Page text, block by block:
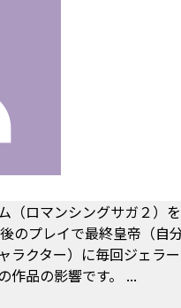
（ロマンシングサガ２）
のプレイで最終皇帝（自
ラクター）に毎回ジェラ
作品の影響です。 ...